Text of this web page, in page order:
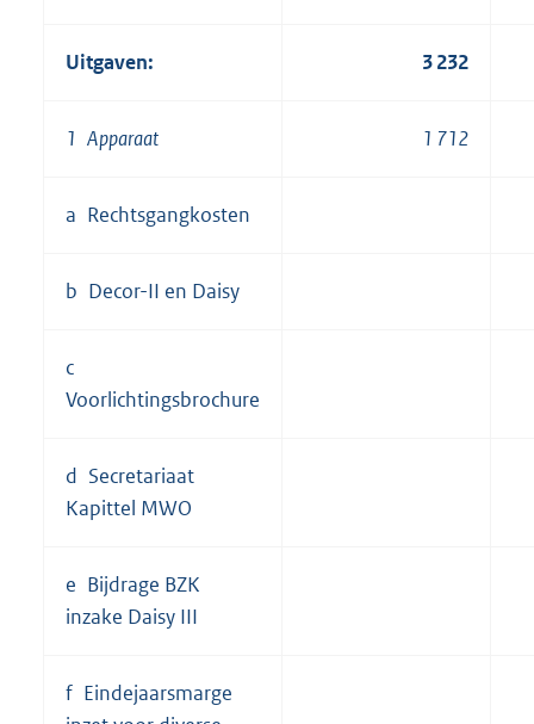
Uitgaven: 3 232
1 Apparaat 1 712
a Rechtsgangkosten
b Decor-II en Daisy
c
Voorlichtingsbrochure
d Secretariaat
Kapittel MWO
e Bijdrage BZK
inzake Daisy III
f Eindejaarsmarge